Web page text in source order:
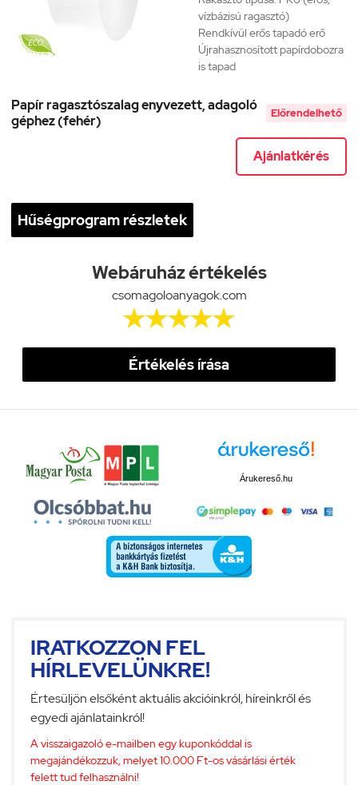
vízbázisú ragasztó)
Rendkívül erős tapadó erő
Újrahasznosított papírdobozra
is tapad
Papír ragasztószalag enyvezett, adagoló
géphez (fehér)
Előrendelhető
Ajánlatkérés
Hűségprogram részletek
Webáruház értékelés
csomagoloanyagok.com

Értékelés írása
Árukereső.hu
IRATKOZZON FEL
HÍRLEVELÜNKRE!
Értesüljön elsőként aktuális akcióinkról, híreinkről és
egyedi ajánlatainkról!
A visszaigazoló e-mailben egy kuponkóddal is
megajándékozzuk, melyet 10.000 Ft-os vásárlási érték
felett tud felhasználni!